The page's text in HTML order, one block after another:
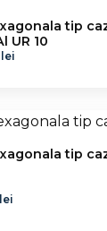
tip
UR 10
lei
tip
lei